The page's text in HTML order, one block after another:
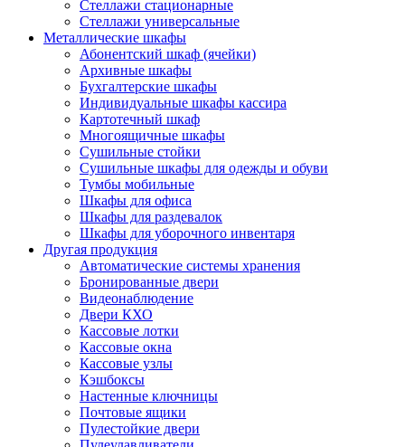
Стеллажи стационарные
Стеллажи универсальные
Металлические шкафы
Абонентский шкаф (ячейки)
Архивные шкафы
Бухгалтерские шкафы
Индивидуальные шкафы кассира
Картотечный шкаф
Многоящичные шкафы
Сушильные стойки
Сушильные шкафы для одежды и обуви
Тумбы мобильные
Шкафы для офиса
Шкафы для раздевалок
Шкафы для уборочного инвентаря
Другая продукция
Автоматические системы хранения
Бронированные двери
Видеонаблюдение
Двери КХО
Кассовые лотки
Кассовые окна
Кассовые узлы
Кэшбоксы
Настенные ключницы
Почтовые ящики
Пулестойкие двери